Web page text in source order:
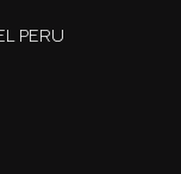
PERU